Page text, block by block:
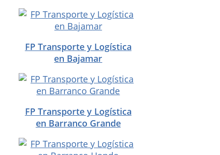
FP Transporte y Logística
en Bajamar
FP Transporte y Logística
en Barranco Grande